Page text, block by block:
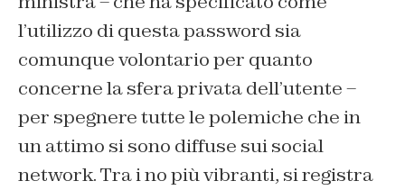
l’utilizzo di questa password sia
comunque volontario per quanto
concerne la sfera privata dell’utente –
per spegnere tutte le polemiche che in
un attimo si sono diffuse sui social
network. Tra i no più vibranti, si registra